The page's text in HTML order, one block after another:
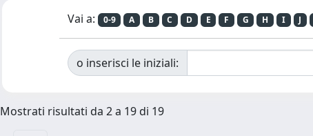
Vai a: 0-9 A B C D E F G H I J
o inserisci le iniziali:
Mostrati risultati da 2 a 19 di 19